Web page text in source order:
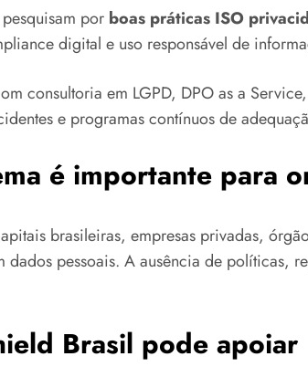
por boas práticas ISO
digital e uso responsável de
consultoria em LGPD, DPO as a
e programas contínuos de
é importante para
brasileiras, empresas privadas,
dados pessoais. A ausência de políticas,
Brasil pode apoiar